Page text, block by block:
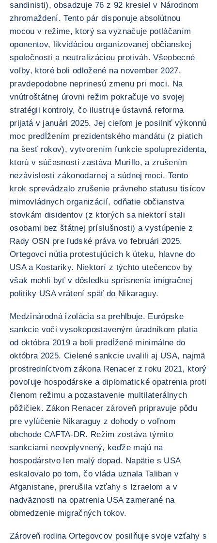
sandinisti), obsadzuje 76 z 92 kresiel v Národnom
zhromaždení. Tento pár disponuje absolútnou
mocou v režime, ktorý sa vyznačuje potláčaním
oponentov, likvidáciou organizovanej občianskej
spoločnosti a neutralizáciou protiváh. Všeobecné
voľby, ktoré boli odložené na november 2027,
pravdepodobne neprinesú zmenu pri moci. Na
vnútroštátnej úrovni režim pokračuje vo svojej
stratégii kontroly, čo ilustruje ústavná reforma
prijatá v januári 2025. Jej cieľom je posilniť výkonnú
moc predĺžením prezidentského mandátu (z piatich
na šesť rokov), vytvorením funkcie spoluprezidenta,
ktorú v súčasnosti zastáva Murillo, a zrušením
nezávislosti zákonodarnej a súdnej moci. Tento
krok sprevádzalo zrušenie právneho statusu tisícov
mimovládnych organizácií, odňatie občianstva
stovkám disidentov (z ktorých sa niektorí stali
osobami bez štátnej príslušnosti) a vystúpenie z
Rady OSN pre ľudské práva vo februári 2025.
Ortegovci nútia protestujúcich k úteku, hlavne do
USA a Kostariky. Niektorí z týchto utečencov by
však mohli byť v dôsledku sprísnenia imigračnej
politiky USA vrátení späť do Nikaraguy.
Medzinárodná izolácia sa prehlbuje. Európske
sankcie voči vysokopostaveným úradníkom platia
od októbra 2019 a boli predĺžené minimálne do
októbra 2025. Cielené sankcie uvalili aj USA, najmä
prostredníctvom zákona Renacer z roku 2021, ktorý
povoľuje hospodárske a diplomatické opatrenia proti
členom režimu a pozastavenie multilaterálnych
pôžičiek. Zákon Renacer zároveň pripravuje pôdu
pre vylúčenie Nikaraguy z dohody o voľnom
obchode CAFTA-DR. Režim zostáva týmito
sankciami neovplyvnený, keďže majú na
hospodárstvo len malý dopad. Napätie s USA
eskalovalo po tom, čo vláda uznala Taliban v
Afganistane, prerušila vzťahy s Izraelom a v
nadväznosti na opatrenia USA zamerané na
obmedzenie migračných tokov.
Zároveň rodina Ortegovcov posilňuje svoje vzťahy s